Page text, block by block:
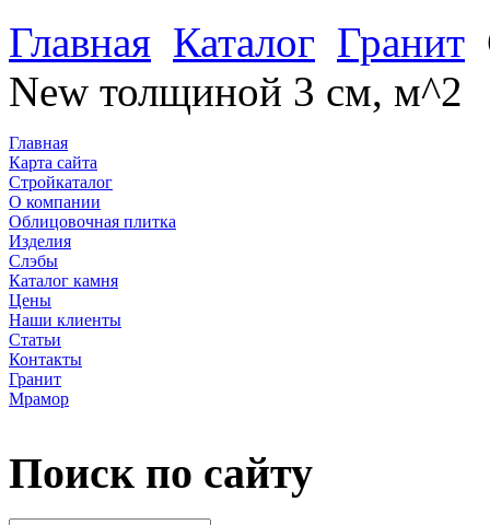
Главная Каталог Гранит
New толщиной 3 см, м^2
Главная
Карта сайта
Стройкаталог
О компании
Облицовочная плитка
Изделия
Слэбы
Каталог камня
Цены
Наши клиенты
Статьи
Контакты
Гранит
Мрамор
Поиск по сайту